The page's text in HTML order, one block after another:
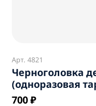
Арт. 4821
Черноголовка
(одноразовая
700 ₽